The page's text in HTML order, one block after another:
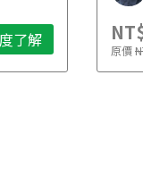
了解 原價